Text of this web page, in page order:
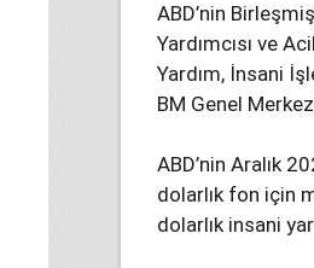
ABD’nin
Yardımcısı ve
Yardım, İnsani
BM Genel
ABD’nin Aralık
dolarlık fon için
dolarlık insani